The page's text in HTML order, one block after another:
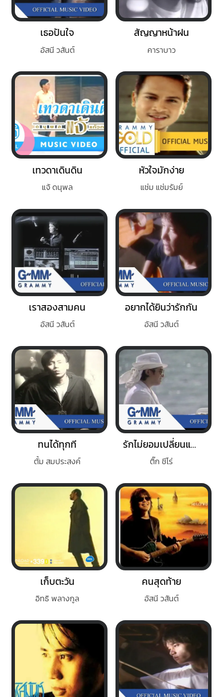
เธอปันใจ
อัสนี วสันต์
สัญญาหน้าฝน
คาราบาว
เทวดาเดินดิน
แจ้ ดนุพล
หัวใจมักง่าย
แช่ม แช่มรัมย์
เราสองสามคน
อัสนี วสันต์
อยากได้ยินว่ารักกัน
อัสนี วสันต์
ทนได้ทุกที
ตั้ม สมประสงค์
รักไม่ยอมเปลี่ยนแปลง
ติ๊ก ชีโร่
เก็บตะวัน
อิทธิ พลางกูล
คนสุดท้าย
อัสนี วสันต์